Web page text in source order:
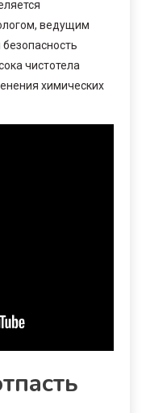
ведущим
чистотела
химических